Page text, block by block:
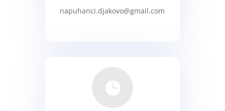
napuhanci.djakovo@gmail.com